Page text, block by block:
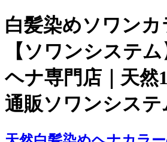
白髪染めソワンカ
【ソワンシステ
ヘナ専門店｜天然
通販ソワンシステ